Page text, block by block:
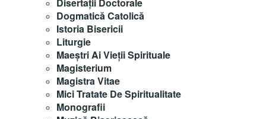
Dogmatică Catolică
Istoria Bisericii
Liturgie
Maeştri Ai Vieţii Spirituale
Magisterium
Magistra Vitae
Mici Tratate De Spiritualitate
Monografii